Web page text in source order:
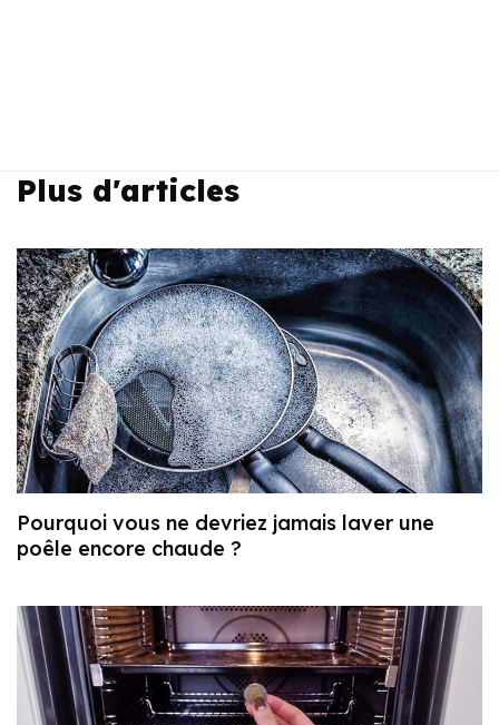
Plus d'articles
Pourquoi vous ne devriez jamais laver une
poêle encore chaude ?